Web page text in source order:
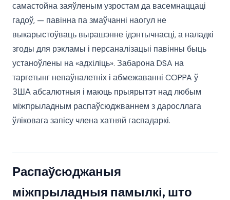
самастойна заяўленым узростам да васемнаццаці
гадоў, — павінна па змаўчанні наогул не
выкарыстоўваць вырашэнне ідэнтычнасці, а наладкі
згоды для рэкламы і персаналізацыі павінны быць
устаноўлены на «адхіліць». Забарона DSA на
таргетынг непаўналетніх і абмежаванні COPPA ў
ЗША абсалютныя і маюць прыярытэт над любым
міжпрыладным распаўсюджваннем з даросллага
ўліковага запісу члена хатняй гаспадаркі.
Распаўсюджаныя
міжпрыладныя памылкі, што